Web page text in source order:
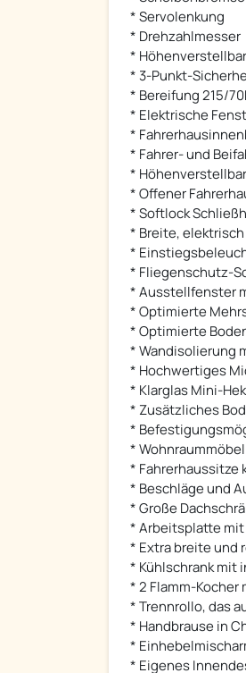
* Servolenkung
* Drehzahlmesser
*
* 3-Punkt-
* Bereifung 215/
* Elektrische
*
* Fahrer- und
*
* Offener
* Softlock
* Breite,
*
* Fliegenschutz-
* Ausstellfenster
* Optimierte
* Optimierte
* Wandisolierung
* Hochwertiges
* Klarglas Mini-
* Zusätzliches
*
*
* Fahrerhaussitze
* Beschläge und
* Große
* Arbeitsplatte
* Extra breite und
* Kühlschrank mit
* 2 Flamm-Kocher
* Trennrollo, das
* Handbrause in
*
* Eigenes